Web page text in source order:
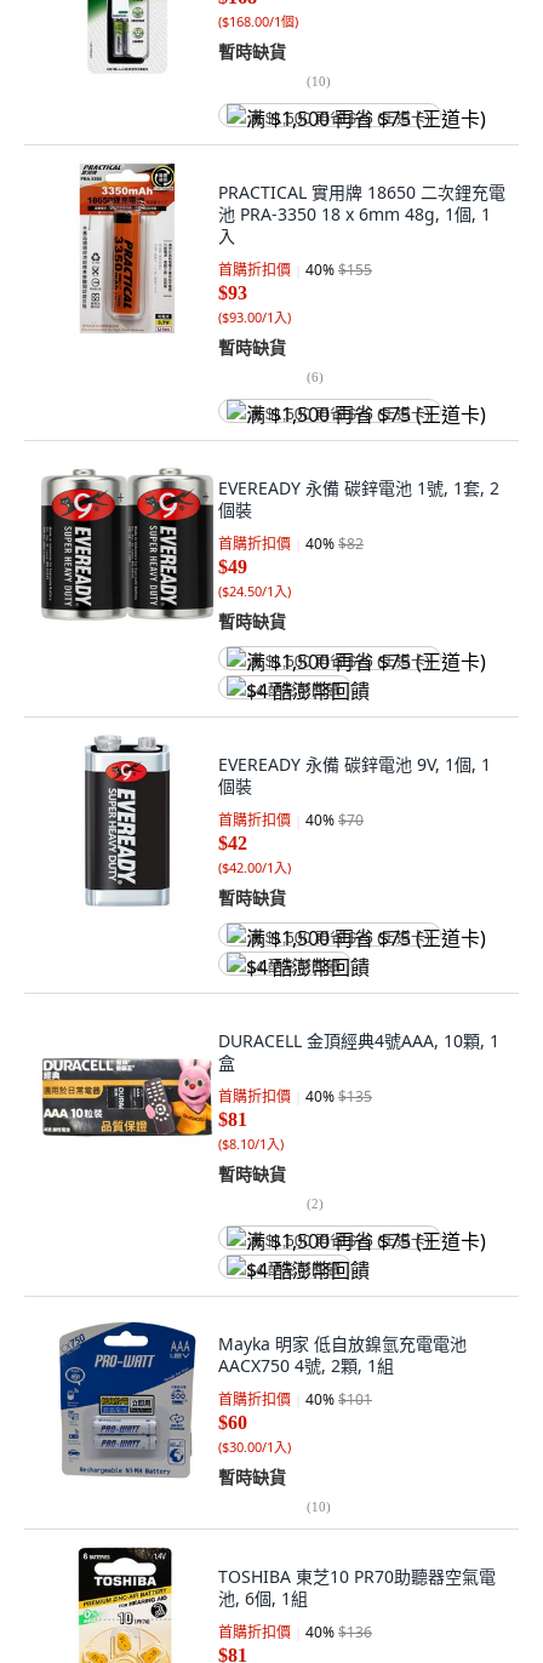
($168.00/1個)
暫時缺貨
(10)
满 $1,500 再省 $75 (王道卡)
PRACTICAL 實用牌 18650 二次鋰充電
池 PRA-3350 18 x 6mm 48g, 1個, 1
入
首購折扣價 40%$155
$93
($93.00/1入)
暫時缺貨
(6)
满 $1,500 再省 $75 (王道卡)
EVEREADY 永備 碳鋅電池 1號, 1套, 2
個裝
首購折扣價 40%$82
$49
($24.50/1入)
暫時缺貨
满 $1,500 再省 $75 (王道卡)
$4 酷澎幣回饋
EVEREADY 永備 碳鋅電池 9V, 1個, 1
個裝
首購折扣價 40%$70
$42
($42.00/1入)
暫時缺貨
满 $1,500 再省 $75 (王道卡)
$4 酷澎幣回饋
DURACELL 金頂經典4號AAA, 10顆, 1
盒
首購折扣價 40%$135
$81
($8.10/1入)
暫時缺貨
(2)
满 $1,500 再省 $75 (王道卡)
$4 酷澎幣回饋
Mayka 明家 低自放鎳氫充電電池
AACX750 4號, 2顆, 1組
首購折扣價 40%$101
$60
($30.00/1入)
暫時缺貨
(10)
TOSHIBA 東芝10 PR70助聽器空氣電
池, 6個, 1組
首購折扣價 40%$136
$81